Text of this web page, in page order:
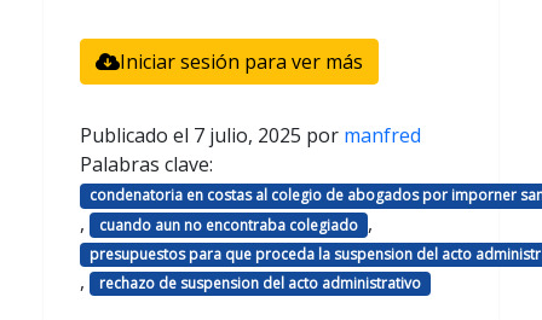
Iniciar sesión para ver más
Publicado el 7 julio, 2025 por manfred
Palabras clave:
condenatoria en costas al colegio de abogados por imporner
, cuando aun no encontraba colegiado ,
presupuestos para que proceda la suspension del acto
, rechazo de suspension del acto administrativo